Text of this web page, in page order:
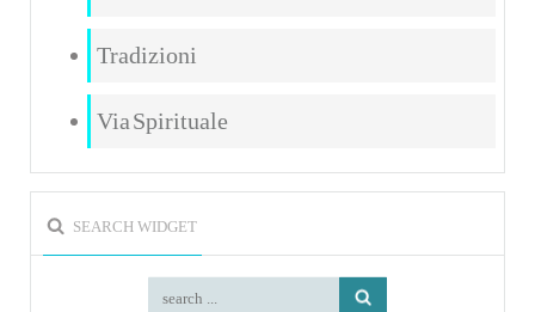
Tradizioni
Via Spirituale
SEARCH WIDGET